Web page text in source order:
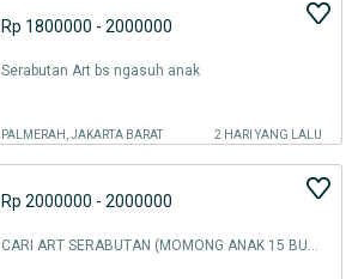
Rp 1800000 - 2000000
Serabutan Art bs ngasuh anak
PALMERAH, JAKARTA BARAT 2 HARI YANG LALU
Rp 2000000 - 2000000
CARI ART SERABUTAN (MOMONG ANAK 15 BULAN + BEBERES )